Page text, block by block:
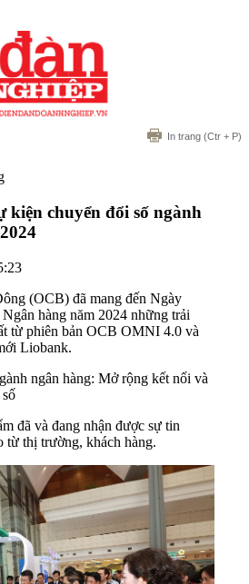
In trang (Ctr + P)
kiện chuyển đổi số ngành
(OCB) đã mang đến Ngày
hàng năm 2024 những trải
từ phiên bản OCB OMNI 4.0 và
Liobank.
ngân hàng: Mở rộng kết nối và
đã và đang nhận được sự tin
từ thị trường, khách hàng.